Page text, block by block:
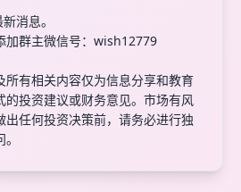
消息。
加群主微信号：wish12779
所有相关内容仅为信息分享和教育
的投资建议或财务意见。市场有风
出任何投资决策前，请务必进行独